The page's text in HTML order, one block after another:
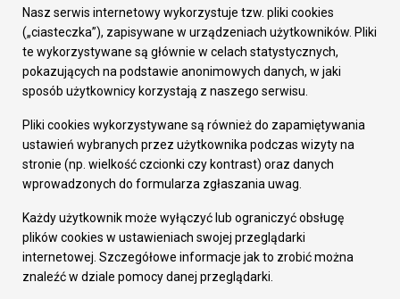
Załatw sprawę
Prezydent Miasta
Rada Miasta
Wydziały
Elektroniczna Skrzynka Podawcza
Gospodarka
Fundusze europejskie
Środki krajowe
Oferty inwestycyjne
Pozostałe
Deklaracja dostępności
Dane osobowe
Dodaj opinię o witrynie
Nasz serwis internetowy wykorzystuje tzw. pliki cookies
(„ciasteczka”), zapisywane w urządzeniach użytkowników. Pliki
te wykorzystywane są głównie w celach statystycznych,
pokazujących na podstawie anonimowych danych, w jaki
sposób użytkownicy korzystają z naszego serwisu.
Pliki cookies wykorzystywane są również do zapamiętywania
ustawień wybranych przez użytkownika podczas wizyty na
stronie (np. wielkość czcionki czy kontrast) oraz danych
wprowadzonych do formularza zgłaszania uwag.
Każdy użytkownik może wyłączyć lub ograniczyć obsługę
plików cookies w ustawieniach swojej przeglądarki
internetowej. Szczegółowe informacje jak to zrobić można
znaleźć w dziale pomocy danej przeglądarki.